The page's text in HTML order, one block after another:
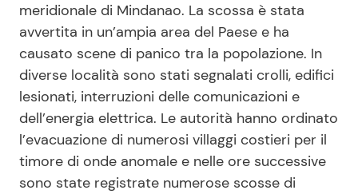
meridionale di Mindanao. La scossa è stata
avvertita in un’ampia area del Paese e ha
causato scene di panico tra la popolazione. In
diverse località sono stati segnalati crolli, edifici
lesionati, interruzioni delle comunicazioni e
dell’energia elettrica. Le autorità hanno ordinato
l’evacuazione di numerosi villaggi costieri per il
timore di onde anomale e nelle ore successive
sono state registrate numerose scosse di